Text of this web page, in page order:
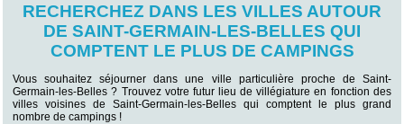
RECHERCHEZ DANS LES VILLES AUTOUR
DE SAINT-GERMAIN-LES-BELLES QUI
COMPTENT LE PLUS DE CAMPINGS
Vous souhaitez séjourner dans une ville particulière proche de Saint-
Germain-les-Belles ? Trouvez votre futur lieu de villégiature en fonction des
villes voisines de Saint-Germain-les-Belles qui comptent le plus grand
nombre de campings !